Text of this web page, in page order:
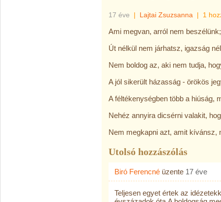
17 éve | Lajtai Zsuzsanna | 1
Ami megvan, arról nem
Út nélkül nem járhatsz, igazság
Nem boldog az, aki nem tudja,
A jól sikerült házasság - örökös
A féltékenységben több a hiúság,
Nehéz annyira dicsérni valakit,
Nem megkapni azt, amit kívánsz,
Utolsó hozzászólás
Biró Ferencné üzente 17 éve
Teljesen egyet értek az